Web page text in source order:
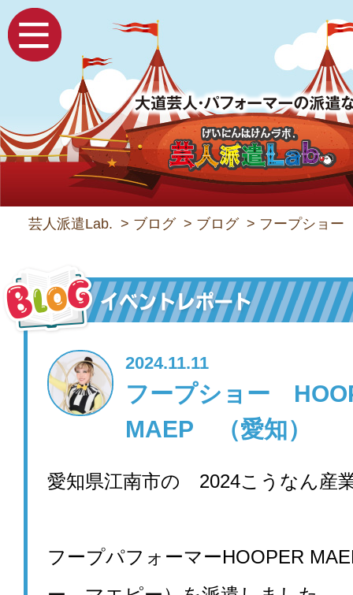
芸人派遣Lab. > ブログ > ブログ > フープショ
2024.11.11
フープショー
MAEP （愛知）
愛知県江南市の 2024こうなん産
フープパフォーマーHOOPER